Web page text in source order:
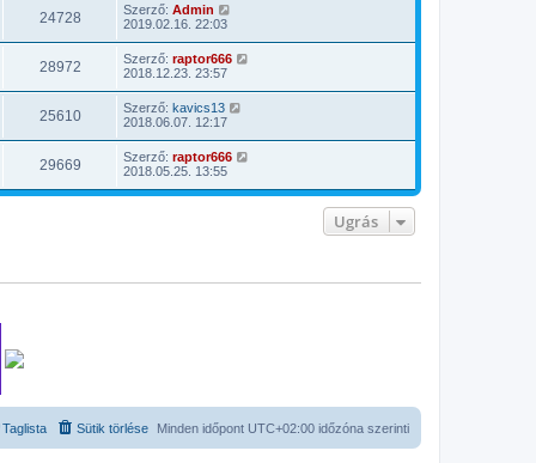
24728 Szerző: Admin
2019.02.16. 22:03
28972 Szerző: raptor666
2018.12.23. 23:57
25610 Szerző: kavics13
2018.06.07. 12:17
29669 Szerző: raptor666
2018.05.25. 13:55
Ugrás
Minden időpont UTC+02:00 időzóna szerinti
Sütik törlése
Taglista